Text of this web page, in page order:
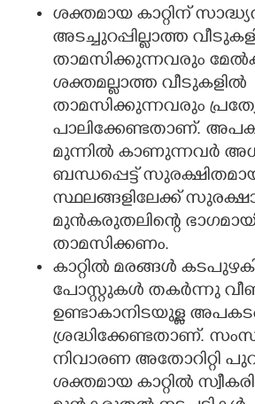
ശക്തമായ കാറ്റിന്
അടച്ചുറപ്പില്ലാത്ത
താമസിക്കുന്നവരും
ശക്തമല്ലാത്ത വീടുകളിൽ
താമസിക്കുന്നവരും
പാലിക്കേണ്ടതാണ്.
മുന്നിൽ കാണുന്നവർ
ബന്ധപ്പെട്ട്
സ്ഥലങ്ങളിലേക്ക്
മുൻകരുതലിന്റെ ഭാഗമായി
താമസിക്കണം.
കാറ്റിൽ മരങ്ങൾ
പോസ്റ്റുകൾ തകർന്നു
ഉണ്ടാകാനിടയുള്ള
ശ്രദ്ധിക്കേണ്ടതാണ്.
നിവാരണ അതോറിറ്റി
ശക്തമായ കാറ്റിൽ